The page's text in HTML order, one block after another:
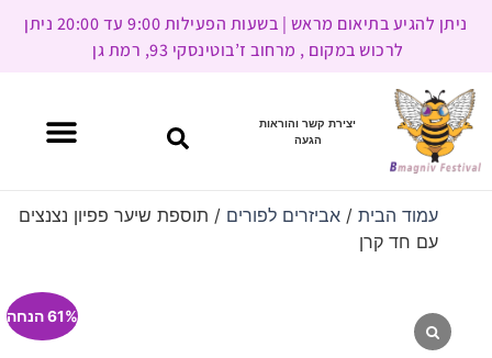
ניתן להגיע בתיאום מראש | בשעות הפעילות 9:00 עד 20:00 ניתן
לרכוש במקום , מרחוב ז’בוטינסקי 93, רמת גן
יצירת קשר והוראות
הגעה
עמוד הבית/ אביזרים לפורים / תוספת שיער פפיון נצנצים
עם חד קרן
61% הנחה